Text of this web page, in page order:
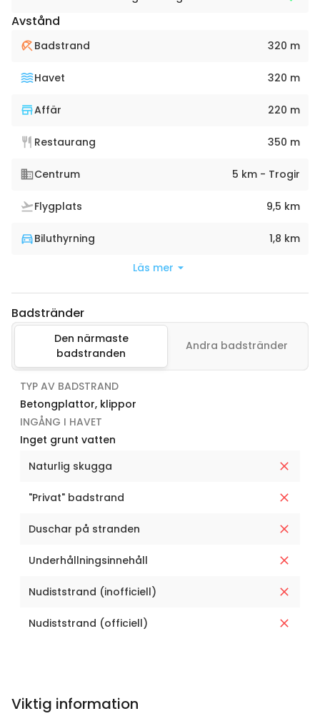
Avstånd
Badstrand 320 m
Havet 320 m
Affär 220 m
Restaurang 350 m
Centrum 5 km - Trogir
Flygplats 9,5 km
Biluthyrning 1,8 km
Läs mer
Badstränder
Den närmaste
badstranden
Andra badstränder
TYP AV BADSTRAND
Betongplattor, klippor
INGÅNG I HAVET
Inget grunt vatten
Naturlig skugga
"Privat" badstrand
Duschar på stranden
Underhållningsinnehåll
Nudiststrand (inofficiell)
Nudiststrand (officiell)
Viktig information